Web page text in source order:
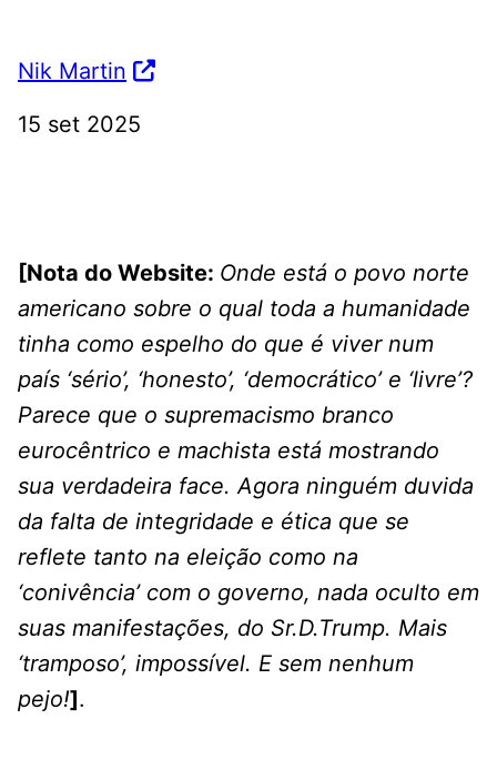
Nik Martin
15 set 2025
[Nota do Website: Onde está o povo norte
americano sobre o qual toda a humanidade
tinha como espelho do que é viver num
país ‘sério’, ‘honesto’, ‘democrático’ e ‘livre’?
Parece que o supremacismo branco
eurocêntrico e machista está mostrando
sua verdadeira face. Agora ninguém duvida
da falta de integridade e ética que se
reflete tanto na eleição como na
‘conivência’ com o governo, nada oculto em
suas manifestações, do Sr.D.Trump. Mais
‘tramposo’, impossível. E sem nenhum
pejo!].